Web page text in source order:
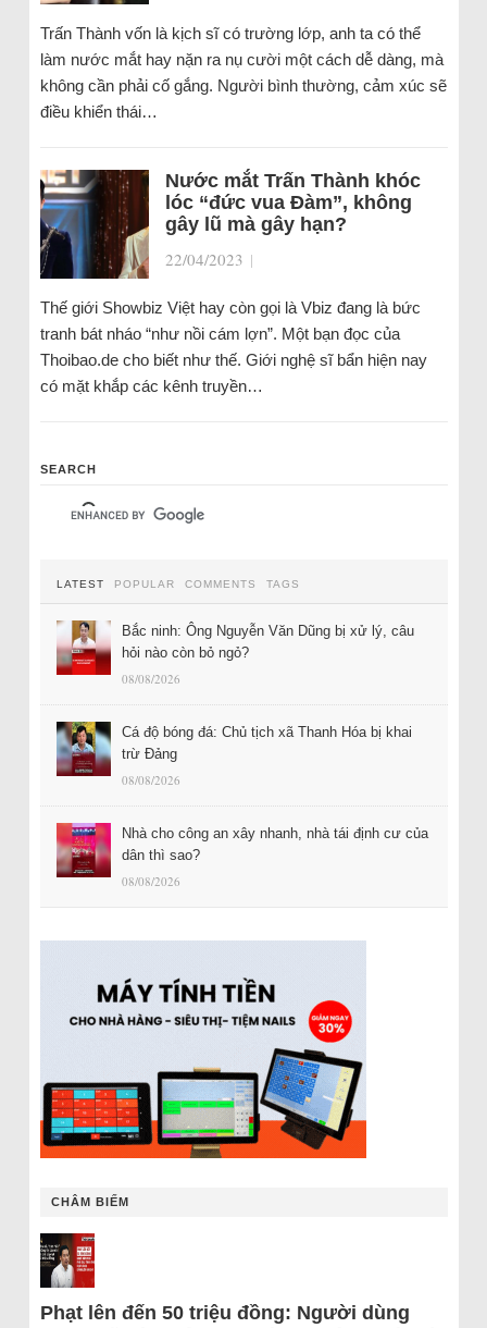
Trấn Thành vốn là kịch sĩ có trường lớp, anh ta có thể
làm nước mắt hay nặn ra nụ cười một cách dễ dàng, mà
không cần phải cố gắng. Người bình thường, cảm xúc sẽ
điều khiển thái…
Nước mắt Trấn Thành khóc
lóc “đức vua Đàm”, không
gây lũ mà gây hạn?
22/04/2023 |
Thế giới Showbiz Việt hay còn gọi là Vbiz đang là bức
tranh bát nháo “như nồi cám lợn”. Một bạn đọc của
Thoibao.de cho biết như thế. Giới nghệ sĩ bẩn hiện nay
có mặt khắp các kênh truyền…
SEARCH
LATEST POPULAR COMMENTS TAGS
Bắc ninh: Ông Nguyễn Văn Dũng bị xử lý, câu
hỏi nào còn bỏ ngỏ?
08/08/2026
Cá độ bóng đá: Chủ tịch xã Thanh Hóa bị khai
trừ Đảng
08/08/2026
Nhà cho công an xây nhanh, nhà tái định cư của
dân thì sao?
08/08/2026
CHÂM BIẾM
Phạt lên đến 50 triệu đồng: Người dùng